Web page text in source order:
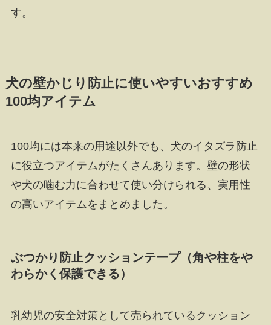
す。
犬の壁かじり防止に使いやすいおすすめ
100均アイテム
100均には本来の用途以外でも、犬のイタズラ防止
に役立つアイテムがたくさんあります。壁の形状
や犬の噛む力に合わせて使い分けられる、実用性
の高いアイテムをまとめました。
ぶつかり防止クッションテープ（角や柱をや
わらかく保護できる）
乳幼児の安全対策として売られているクッション